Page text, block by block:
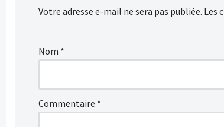
Votre adresse e-mail ne sera pas publiée. Les
Nom *
Commentaire *